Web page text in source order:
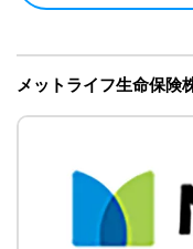
メットライフ生命保険